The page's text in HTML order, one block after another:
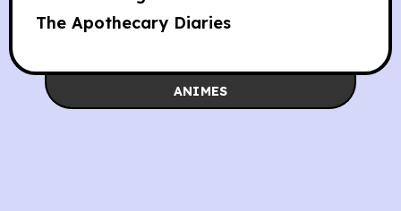
ANIMES
The Apothecary Diaries